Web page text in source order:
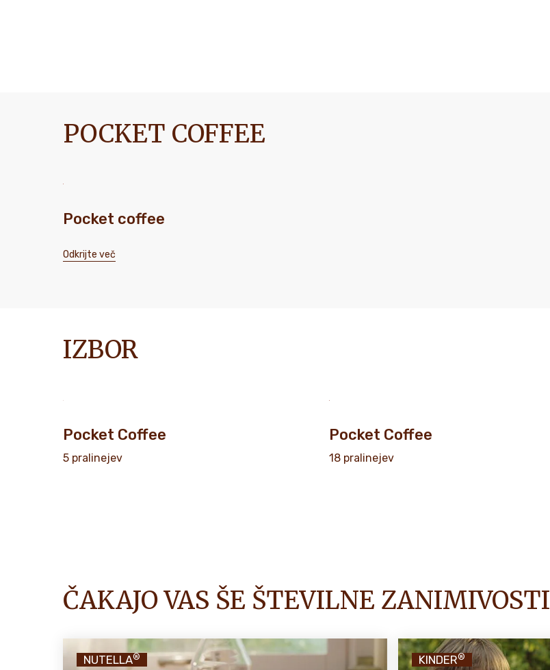
POCKET COFFEE
Pocket coffee
Odkrijte več
IZBOR
Pocket Coffee
5 pralinejev
Pocket Coffee
18 pralinejev
ČAKAJO VAS ŠE ŠTEVILNE ZANIMIVOSTI
NUTELLA® KINDER®